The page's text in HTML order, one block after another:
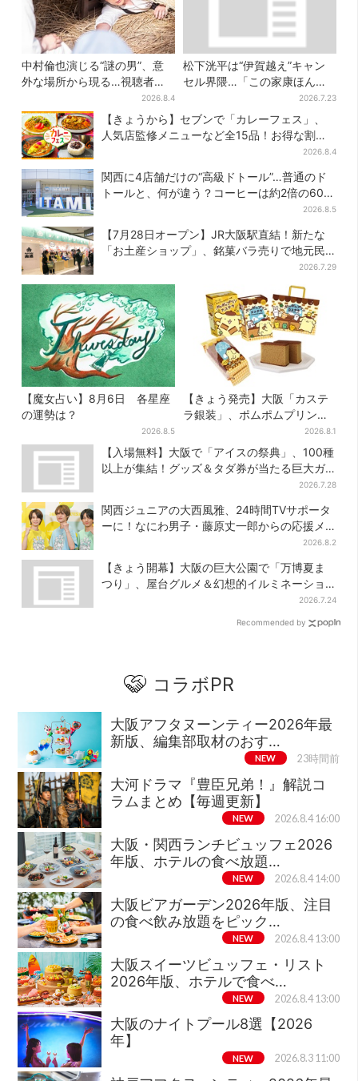
中村倫也演じる“謎の男”、意
外な場所から現る…視聴者歓
喜「こんな登場シーンとは」
2026.8.4
松下洸平は“伊賀越え”キャン
セル界隈…「この家康ほんと
憎たらしいな」【豊臣兄弟】
2026.7.23
【きょうから】セブンで「カレーフェス」、
人気店監修メニューなど全15品！お得な割引
2026.8.4
関西に4店舗だけの“高級ドトール”…普通のド
トールと、何が違う？コーヒーは約2倍の600
2026.8.5
【7月28日オープン】JR大阪駅直結！新たな
「お土産ショップ」、銘菓バラ売りで地元民
2026.7.29
【魔女占い】8月6日 各星座
の運勢は？
2026.8.5
【きょう発売】大阪「カステ
ラ銀装」、ポムポムプリンと
初コラボ 紙袋まで限定デザ
インに
2026.8.1
【入場無料】大阪で「アイスの祭典」、100種
以上が集結！グッズ＆タダ券が当たる巨大ガ
2026.7.28
関西ジュニアの大西風雅、24時間TVサポータ
ーに！なにわ男子・藤原丈一郎からの応援メ
2026.8.2
【きょう開幕】大阪の巨大公園で「万博夏ま
つり」、屋台グルメ＆幻想的イルミネーショ
2026.7.24
Recommended by
コラボPR
大阪アフタヌーンティー2026年最
新版、編集部取材のおす…
NEW 23時間前
大河ドラマ『豊臣兄弟！』解説コ
ラムまとめ【毎週更新】
NEW 2026.8.4 16:00
大阪・関西ランチビュッフェ2026
年版、ホテルの食べ放題…
NEW 2026.8.4 14:00
大阪ビアガーデン2026年版、注目
の食べ飲み放題をピック…
NEW 2026.8.4 13:00
大阪スイーツビュッフェ・リスト
2026年版、ホテルで食べ…
NEW 2026.8.4 13:00
大阪のナイトプール8選【2026
年】
NEW 2026.8.3 11:00